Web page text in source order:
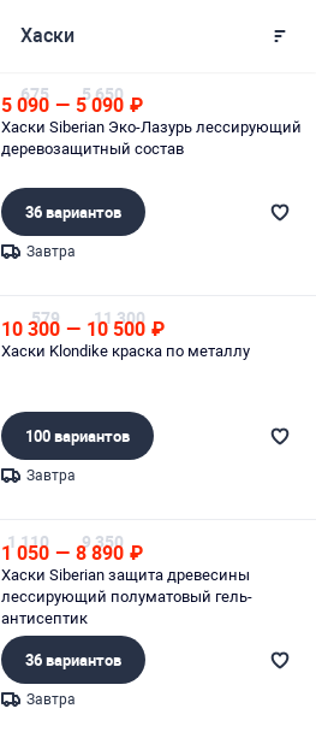
Хаски
675
5 090 — 5 650
5 090 ₽
Хаски Siberian Эко-Лазурь лессирующий
деревозащитный состав
36 вариантов
Завтра
579
10 300 — 11 300
10 500 ₽
Хаски Klondike краска по металлу
100 вариантов
Завтра
1 110
1 050 — 9 350
8 890 ₽
Хаски Siberian защита древесины
лессирующий полуматовый гель-
антисептик
36 вариантов
Завтра